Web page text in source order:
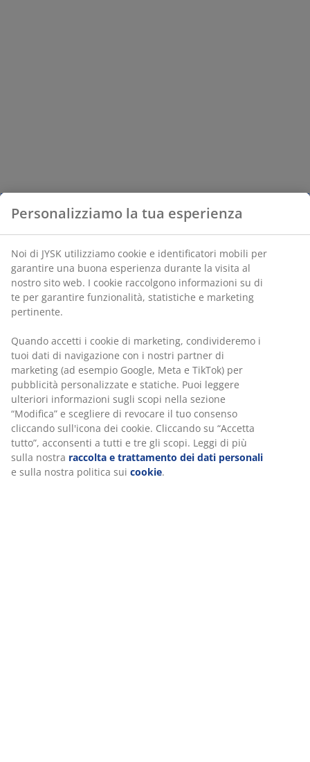
Personalizziamo la tua esperienza
Noi di JYSK utilizziamo cookie e identificatori mobili per
garantire una buona esperienza durante la visita al
nostro sito web. I cookie raccolgono informazioni su di
te per garantire funzionalità, statistiche e marketing
pertinente.
Quando accetti i cookie di marketing, condivideremo i
tuoi dati di navigazione con i nostri partner di
marketing (ad esempio Google, Meta e TikTok) per
pubblicità personalizzate e statiche. Puoi leggere
ulteriori informazioni sugli scopi nella sezione
“Modifica” e scegliere di revocare il tuo consenso
cliccando sull'icona dei cookie. Cliccando su “Accetta
tutto”, acconsenti a tutti e tre gli scopi. Leggi di più
sulla nostra raccolta e trattamento dei dati personali
e sulla nostra politica sui cookie.